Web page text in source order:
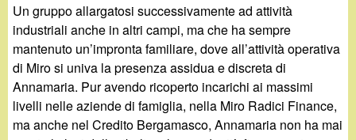
Un gruppo allargatosi successivamente ad attività
industriali anche in altri campi, ma che ha sempre
mantenuto un’impronta familiare, dove all’attività operativa
di Miro si univa la presenza assidua e discreta di
Annamaria. Pur avendo ricoperto incarichi ai massimi
livelli nelle aziende di famiglia, nella Miro Radici Finance,
ma anche nel Credito Bergamasco, Annamaria non ha mai